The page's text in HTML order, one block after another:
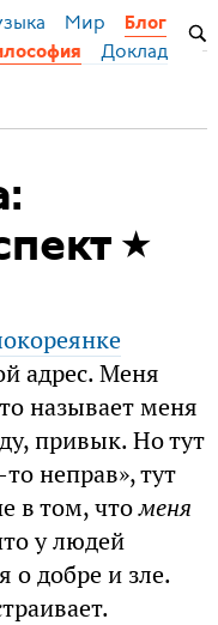
Мир Блог
Доклады
адрес. Меня
называет меня
привык. Но тут
неправ», тут
в том, чтоменя
у людей
о добре и зле.